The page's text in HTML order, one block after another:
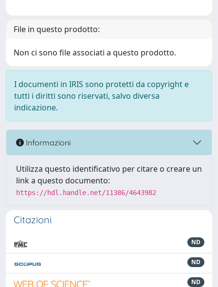
File in questo prodotto:
Non ci sono file associati a questo prodotto.
I documenti in IRIS sono protetti da copyright e
tutti i diritti sono riservati, salvo diversa
indicazione.
Informazioni
Utilizza questo identificativo per citare o creare un
link a questo documento:
https://hdl.handle.net/11386/4643982
Citazioni
ND
ND
ND